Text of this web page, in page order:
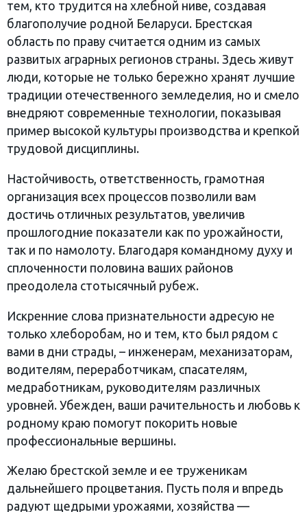
тем, кто трудится на хлебной ниве, создавая
благополучие родной Беларуси. Брестская
область по праву считается одним из самых
развитых аграрных регионов страны. Здесь живут
люди, которые не только бережно хранят лучшие
традиции отечественного земледелия, но и смело
внедряют современные технологии, показывая
пример высокой культуры производства и крепкой
трудовой дисциплины.
Настойчивость, ответственность, грамотная
организация всех процессов позволили вам
достичь отличных результатов, увеличив
прошлогодние показатели как по урожайности,
так и по намолоту. Благодаря командному духу и
сплоченности половина ваших районов
преодолела стотысячный рубеж.
Искренние слова признательности адресую не
только хлеборобам, но и тем, кто был рядом с
вами в дни страды, – инженерам, механизаторам,
водителям, переработчикам, спасателям,
медработникам, руководителям различных
уровней. Убежден, ваши рачительность и любовь к
родному краю помогут покорить новые
профессиональные вершины.
Желаю брестской земле и ее труженикам
дальнейшего процветания. Пусть поля и впредь
радуют щедрыми урожаями, хозяйства —